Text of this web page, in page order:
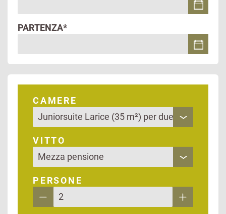
PARTENZA*
CAMERE
VITTO
PERSONE